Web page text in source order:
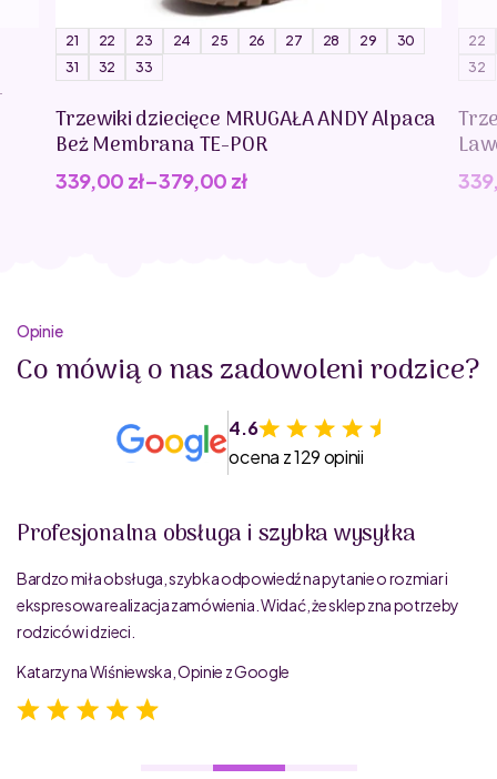
21 22 23 24 25 26 27 28 29
30
31
32 33
Trzewiki dziecięce MRUGAŁA ANDY Alpaca
Beż Membrana TE-POR
339,00 zł–379,00 zł
22
32
Opinie
Co mówią o nas zadowoleni rodzice?
4.6
ocena z 129 opinii
Profesjonalna obsługa i szybka wysyłka
Bardzo miła obsługa, szybka odpowiedź na pytanie o rozmiar i
ekspresowa realizacja zamówienia. Widać, że sklep zna potrzeby
rodziców i dzieci.
Katarzyna Wiśniewska, Opinie z Google